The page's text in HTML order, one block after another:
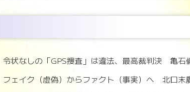
令状なしの「GPS捜査」は違法、最高裁判決 亀石
フェイク（虚偽）からファクト（事実）へ 北口末